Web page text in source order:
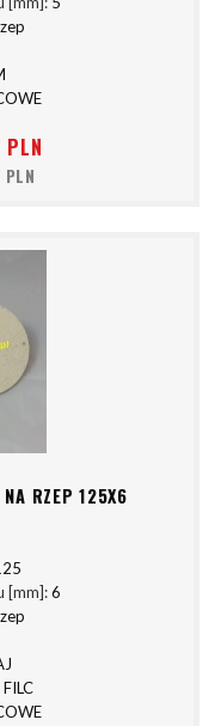
NA RZEP 125X6
[mm]:6